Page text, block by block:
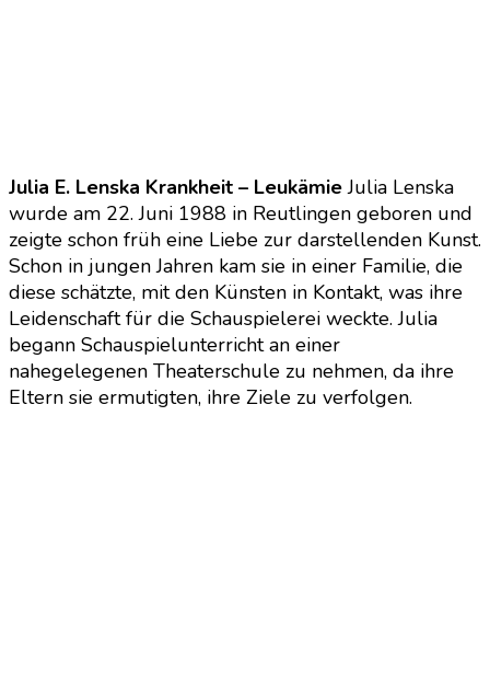
Julia E. Lenska Krankheit – LeukämieJulia Lenska
wurde am 22. Juni 1988 in Reutlingen geboren und
zeigte schon früh eine Liebe zur darstellenden Kunst.
Schon in jungen Jahren kam sie in einer Familie, die
diese schätzte, mit den Künsten in Kontakt, was ihre
Leidenschaft für die Schauspielerei weckte. Julia
begann Schauspielunterricht an einer
nahegelegenen Theaterschule zu nehmen, da ihre
Eltern sie ermutigten, ihre Ziele zu verfolgen.